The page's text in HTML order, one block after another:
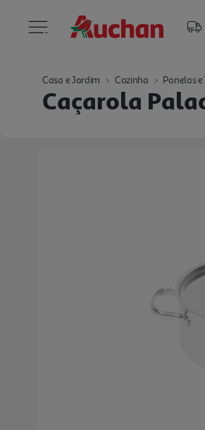
Casa e Jardim Cozinha Panelas
Caçarola